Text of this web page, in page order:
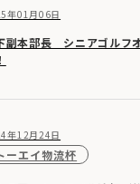
年01月06日
副本部長 シニアゴルフ
年12月24日
ーエイ物流杯